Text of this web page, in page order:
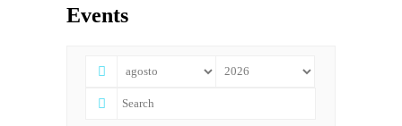
Events